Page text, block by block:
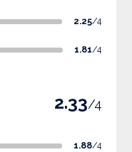
2.25/4
1.81/4
2.33/4
1.88/4